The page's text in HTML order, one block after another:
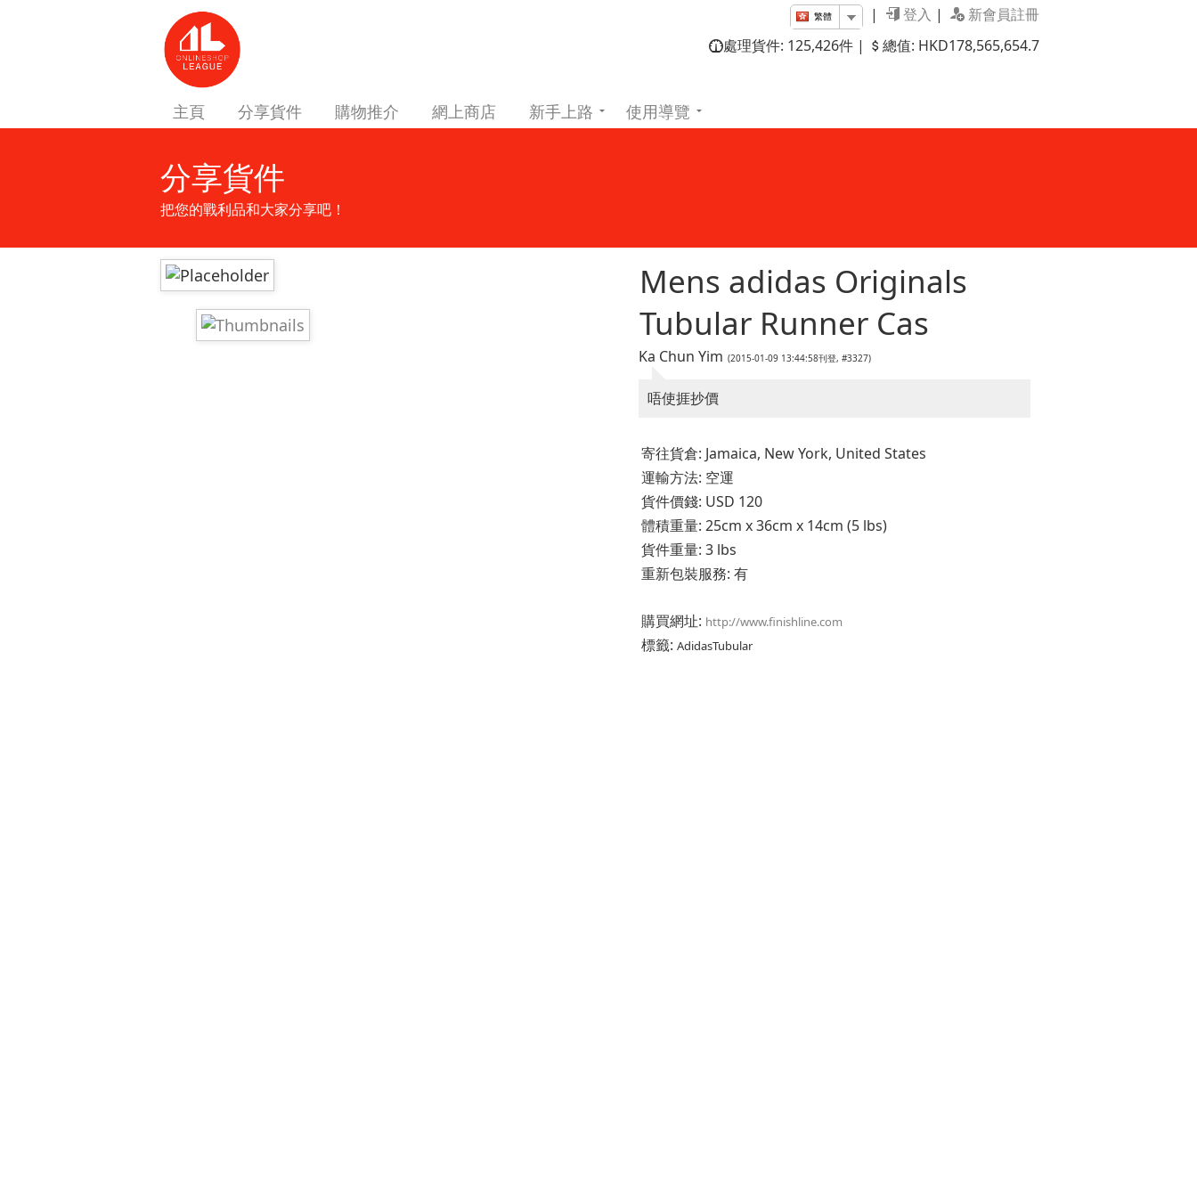
繁體 | 登入 |
新會員註冊
處理貨件: 125,426件 |
總值: HKD178,565,654.7
主頁 分享貨件 購物推介 網上商店 新手上路 使用導覽
分享貨件
把您的戰利品和大家分享吧！
Mens adidas Originals
Tubular Runner Cas
Ka Chun Yim (2015-01-09 13:44:58刊登, #3327)
唔使捱抄價
寄往貨倉: Jamaica, New York, United States
運輸方法: 空運
貨件價錢: USD 120
體積重量: 25cm x 36cm x 14cm (5 lbs)
貨件重量: 3 lbs
重新包裝服務: 有
購買網址: http://www.finishline.com
標籤: AdidasTubular